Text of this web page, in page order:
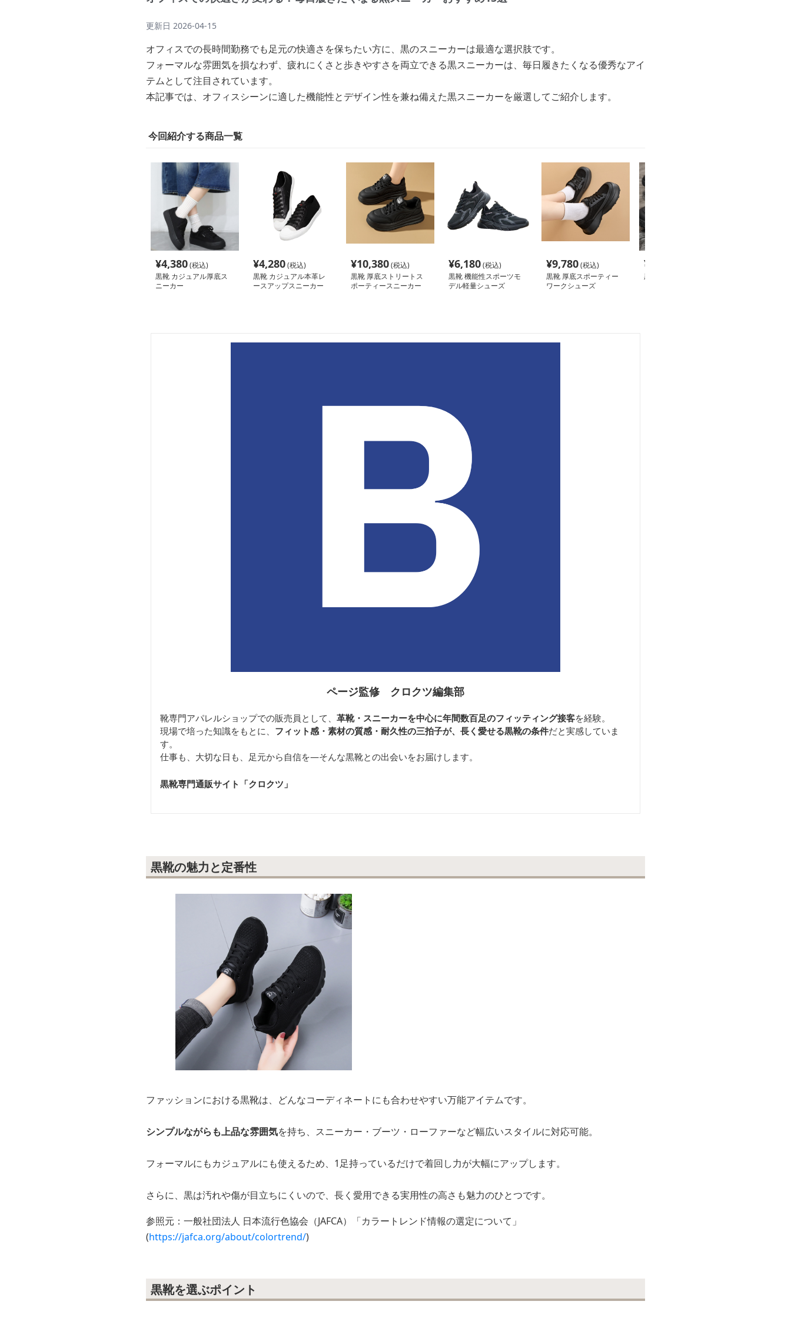
更新日 2026-04-15
オフィスでの長時間勤務でも足元の快適さを保ちたい方に、黒のスニーカーは最適な選択肢です。
フォーマルな雰囲気を損なわず、疲れにくさと歩きやすさを両立できる黒スニーカーは、毎日履きたくなる優秀なアイ
テムとして注目されています。
本記事では、オフィスシーンに適した機能性とデザイン性を兼ね備えた黒スニーカーを厳選してご紹介します。
今回紹介する商品一覧
¥4,380(税込)
黒靴 カジュアル厚底ス
ニーカー
¥4,280(税込)
黒靴 カジュアル本革レ
ースアップスニーカー
¥10,380(税込)
黒靴 厚底ストリートス
ポーティースニーカー
¥6,180(税込)
黒靴 機能性スポーツモ
デル軽量シューズ
¥9,780(税込)
黒靴 厚底スポーティー
ワークシューズ
¥
黒靴 シンプル ストリー
ページ監修 クロクツ編集部
靴専門アパレルショップでの販売員として、 革靴・スニーカーを中心に年間数百足のフィッティング接客を経験。
現場で培った知識をもとに、 フィット感・素材の質感・耐久性の三拍子が、長く愛せる黒靴の条件だと実感していま
す。
仕事も、大切な日も、足元から自信を—そんな黒靴との出会いをお届けします。
黒靴専門通販サイト「クロクツ 」
黒靴の魅力と定番性
ファッションにおける黒靴は、どんなコーディネートにも合わせやすい万能アイテムです。
シンプルながらも上品な雰囲気を持ち、スニーカー・ブーツ・ローファーなど幅広いスタイルに対応可能。
フォーマルにもカジュアルにも使えるため、1足持っているだけで着回し力が大幅にアップします。
さらに、黒は汚れや傷が目立ちにくいので、長く愛用できる実用性の高さも魅力のひとつです。
参照元：一般社団法人 日本流行色協会（JAFCA）「カラートレンド情報の選定について」
(https://jafca.org/about/colortrend/)
黒靴を選ぶポイント